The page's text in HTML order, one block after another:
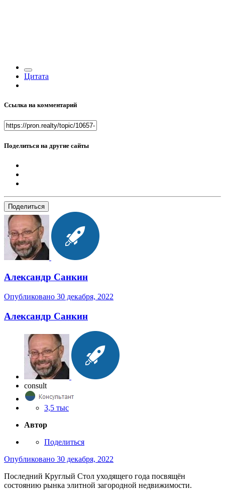
Цитата
Ссылка на комментарий
Поделиться на другие сайты
Поделиться
Александр Санкин
Опубликовано 30 декабря, 2022
Александр Санкин
consult
3,5 тыс
Автор
Поделиться
Опубликовано 30 декабря, 2022
Последний Круглый Стол уходящего года посвящён
состоянию рынка элитной загородной недвижимости.